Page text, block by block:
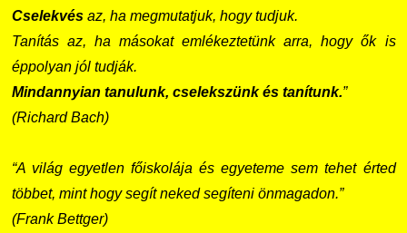
Cselekvésaz, ha megmutatjuk, hogy tudjuk.
Tanítás az, ha másokat emlékeztetünk arra, hogy ők is
éppolyan jól tudják.
Mindannyian tanulunk, cselekszünk és tanítunk.”
(Richard Bach)
“A világ egyetlen főiskolája és egyeteme sem tehet érted
többet, mint hogy segít neked segíteni önmagadon.”
(Frank Bettger)